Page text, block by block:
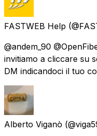
FASTWEB Help
@andem_90
invitiamo a cliccare su
DM indicandoci il tuo
Alberto Viganò